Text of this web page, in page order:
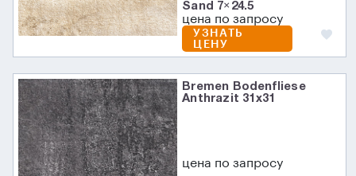
Sand 7×24.5
цена по запросу
УЗНАТЬ
ЦЕНУ
Bremen Bodenfliese
Anthrazit 31х31
цена по запросу